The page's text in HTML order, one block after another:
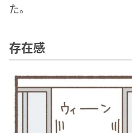
た。
存在感